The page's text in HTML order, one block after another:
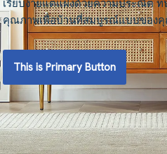
เรียบง่ายแต่แฝงด้วยความประณีต
คุณภาพเพื่อบ้านที่สมบูรณ์แบบของ
This is Primary Button